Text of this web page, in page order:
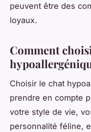
peuvent être des
loyaux.
Comment
Choisir le chat
prendre en compte
votre style de vie,
personnalité féline,